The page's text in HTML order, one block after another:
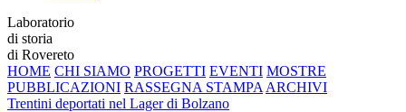
Laboratorio
di storia
di Rovereto
HOME CHI SIAMO PROGETTI EVENTI MOSTRE
PUBBLICAZIONI RASSEGNA STAMPA ARCHIVI
Trentini deportati nel Lager di Bolzano